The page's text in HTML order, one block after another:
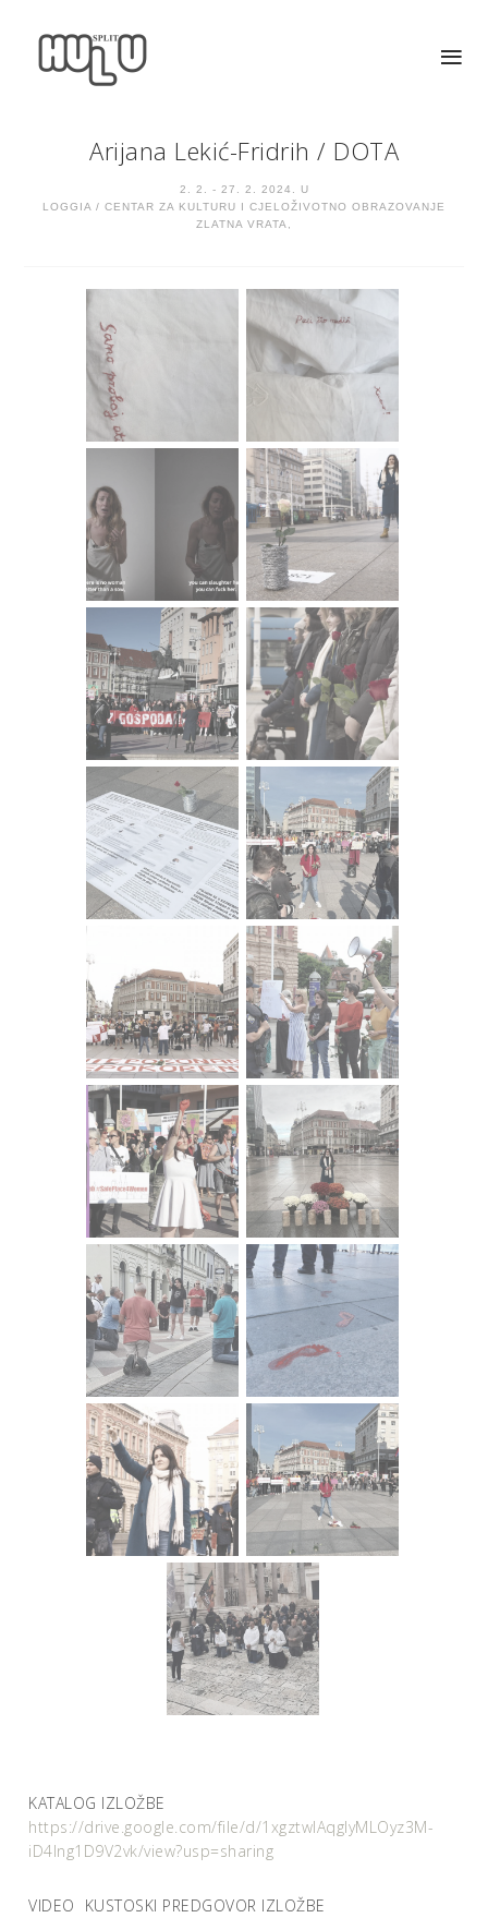
Arijana Lekić-Fridrih / DOTA
2. 2. - 27. 2. 2024. U
LOGGIA / CENTAR ZA KULTURU I CJELOŽIVOTNO OBRAZOVANJE
ZLATNA VRATA,
KATALOG IZLOŽBE
https://drive.google.com/file/d/1xgztwlAqglyMLOyz3M-
iD4lng1D9V2vk/view?usp=sharing
VIDEO KUSTOSKI PREDGOVOR IZLOŽBE